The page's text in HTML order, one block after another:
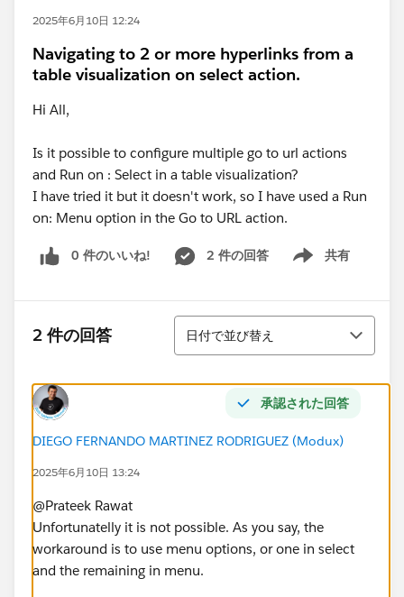
2025年6月10日 12:24
Navigating to 2 or more hyperlinks from a
table visualization on select action.
Hi All,
Is it possible to configure multiple go to url actions
and Run on : Select in a table visualization?
I have tried it but it doesn't work, so I have used a Run
on: Menu option in the Go to URL action.
0 件のいいね! 2 件の回答 共有
Show menu
2 件の回答
並び替え
日付で並び替え
承認された回答
DIEGO FERNANDO MARTINEZ RODRIGUEZ (Modux)
2025年6月10日 13:24
@Prateek Rawat​
Unfortunatelly it is not possible. As you say, the
workaround is to use menu options, or one in select
and the remaining in menu.